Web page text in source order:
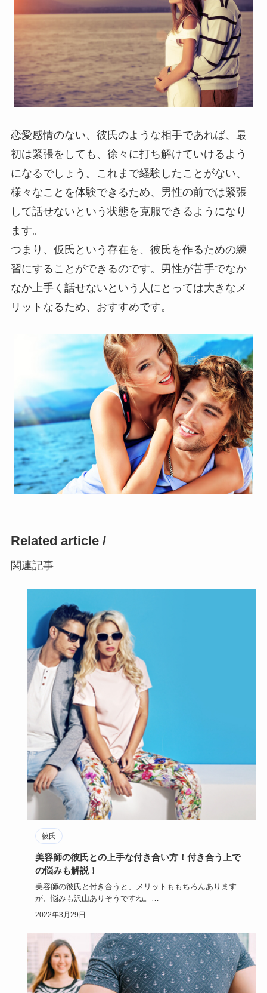
恋愛感情のない、彼氏のような相手であれば、最
初は緊張をしても、徐々に打ち解けていけるよう
になるでしょう。これまで経験したことがない、
様々なことを体験できるため、男性の前では緊張
して話せないという状態を克服できるようになり
ます。
つまり、仮氏という存在を、彼氏を作るための練
習にすることができるのです。男性が苦手でなか
なか上手く話せないという人にとっては大きなメ
リットなるため、おすすめです。
Related article /
関連記事
彼氏
美容師の彼氏との上手な付き合い方！付き合う上で
の悩みも解説！
美容師の彼氏と付き合うと、メリットももちろんあります
が、悩みも沢山ありそうですね。
美容師の彼氏と付き合うには、彼女側に…
2022年3月29日